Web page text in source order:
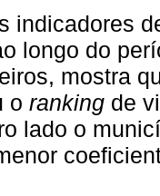
indicadores
longo do
mostra
o ranking de
lado o